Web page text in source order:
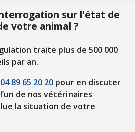
sur l'état de
votre animal ?
traite plus de 500 000
par an.
04 89 65 20 20 pour en discuter
de nos vétérinaires
la situation de votre